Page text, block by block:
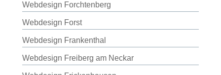
Webdesign Forchtenberg
Webdesign Forst
Webdesign Frankenthal
Webdesign Freiberg am Neckar